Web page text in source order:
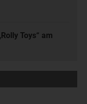
Toys“ am